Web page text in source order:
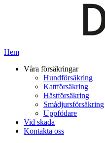
Hem
Våra försäkringar
Hundförsäkring
Kattförsäkring
Hästförsäkring
Smådjursförsäkring
Uppfödare
Vid skada
Kontakta oss